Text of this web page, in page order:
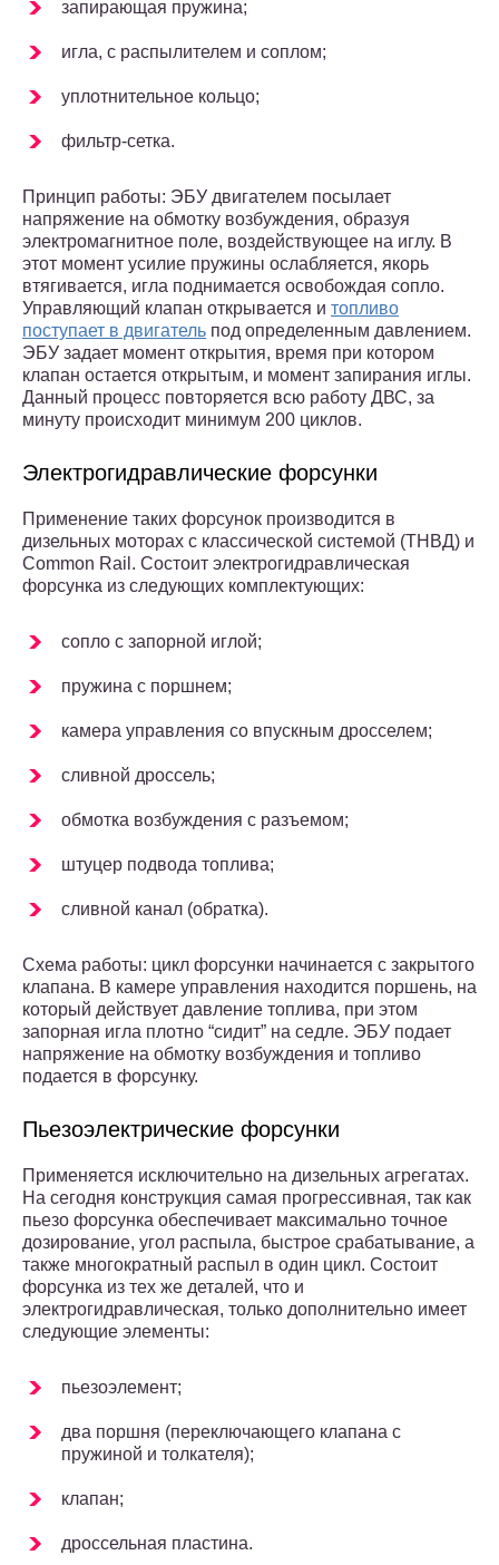
запирающая пружина;
игла, с распылителем и соплом;
уплотнительное кольцо;
фильтр-сетка.
Принцип работы: ЭБУ двигателем посылает
напряжение на обмотку возбуждения, образуя
электромагнитное поле, воздействующее на иглу. В
этот момент усилие пружины ослабляется, якорь
втягивается, игла поднимается освобождая сопло.
Управляющий клапан открывается и топливо
поступает в двигатель под определенным давлением.
ЭБУ задает момент открытия, время при котором
клапан остается открытым, и момент запирания иглы.
Данный процесс повторяется всю работу ДВС, за
минуту происходит минимум 200 циклов.
Электрогидравлические форсунки
Применение таких форсунок производится в
дизельных моторах с классической системой (ТНВД) и
Common Rail. Состоит электрогидравлическая
форсунка из следующих комплектующих:
сопло с запорной иглой;
пружина с поршнем;
камера управления со впускным дросселем;
сливной дроссель;
обмотка возбуждения с разъемом;
штуцер подвода топлива;
сливной канал (обратка).
Схема работы: цикл форсунки начинается с закрытого
клапана. В камере управления находится поршень, на
который действует давление топлива, при этом
запорная игла плотно “сидит” на седле. ЭБУ подает
напряжение на обмотку возбуждения и топливо
подается в форсунку.
Пьезоэлектрические форсунки
Применяется исключительно на дизельных агрегатах.
На сегодня конструкция самая прогрессивная, так как
пьезо форсунка обеспечивает максимально точное
дозирование, угол распыла, быстрое срабатывание, а
также многократный распыл в один цикл. Состоит
форсунка из тех же деталей, что и
электрогидравлическая, только дополнительно имеет
следующие элементы:
пьезоэлемент;
два поршня (переключающего клапана с
пружиной и толкателя);
клапан;
дроссельная пластина.